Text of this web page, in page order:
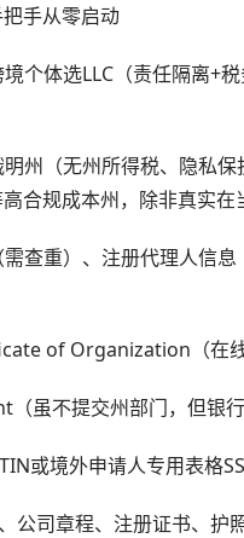
手从零启动
个体选LLC（责任隔离+
州（无州所得税、隐私
合规成本州，除非真实在
查重）、注册代理人信
of Organization（在线
虽不提交州部门，但银行
或境外申请人专用表格
公司章程、注册证书、护